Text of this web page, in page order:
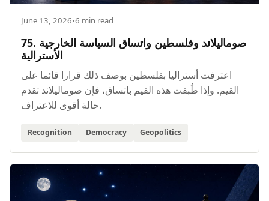
June 13, 2026•6 min read
75. صوماليلاند وفلسطين واتساق السياسة الخارجية
الأسترالية
اعترفت أستراليا بفلسطين بوصف ذلك قرارا قائما على
القيم. وإذا طُبقت هذه القيم باتساق، فإن صوماليلاند تقدم
حالة أقوى للاعتراف.
Recognition Democracy Geopolitics